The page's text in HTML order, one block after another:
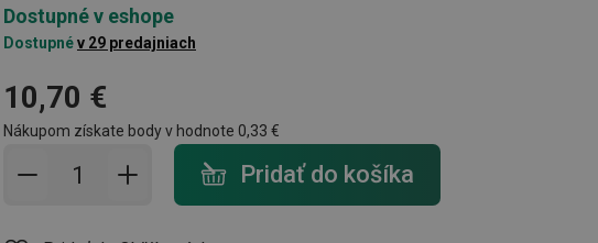
Dostupné v eshope
Dostupnév 29 predajniach
10,70 €
Nákupom získate body v hodnote 0,33 €
Pridať do košíka - počet
Pridať do košíka